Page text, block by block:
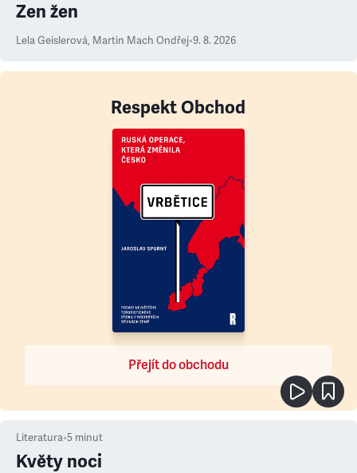
Zen žen
Lela Geislerová, Martin Mach Ondřej•9. 8. 2026
Respekt Obchod
Přejít do obchodu
Literatura•5 minut
Květy noci